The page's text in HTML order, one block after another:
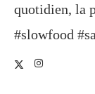
quotidien, la
#slowfood